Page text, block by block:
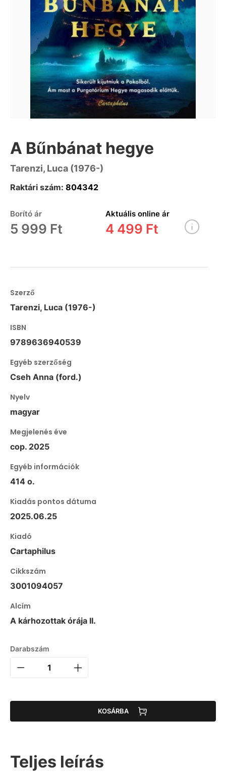
A Bűnbánat hegye
Tarenzi, Luca (1976-)
Raktári szám: 804342
Borító ár
5 999 Ft
Aktuális online ár
4 499 Ft
Szerző
Tarenzi, Luca (1976-)
ISBN
9789636940539
Egyéb szerzőség
Cseh Anna (ford.)
Nyelv
magyar
Megjelenés éve
cop. 2025
Egyéb információk
414 o.
Kiadás pontos dátuma
2025.06.25
Kiadó
Cartaphilus
Cikkszám
3001094057
Alcím
A kárhozottak órája II.
Darabszám
KOSÁRBA
Teljes leírás